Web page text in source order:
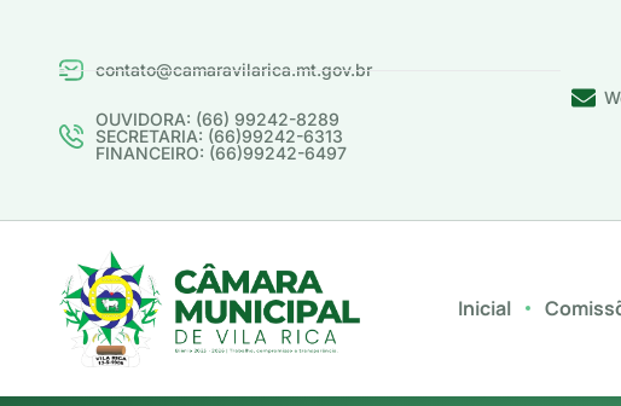
contato@camaravilarica.mt.gov.br
OUVIDORA: (66) 99242-8289
SECRETARIA: (66)99242-6313
FINANCEIRO: (66)99242-6497
Inicial